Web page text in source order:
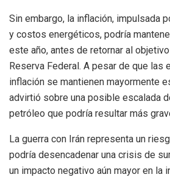
Sin embargo, la inflación, impulsada
y costos energéticos, podría
este año, antes de retornar al
Reserva Federal. A pesar de que las
inflación se mantienen mayormente
advirtió sobre una posible escalada
petróleo que podría resultar más
La guerra con Irán representa un
podría desencadenar una crisis de
un impacto negativo aún mayor en la